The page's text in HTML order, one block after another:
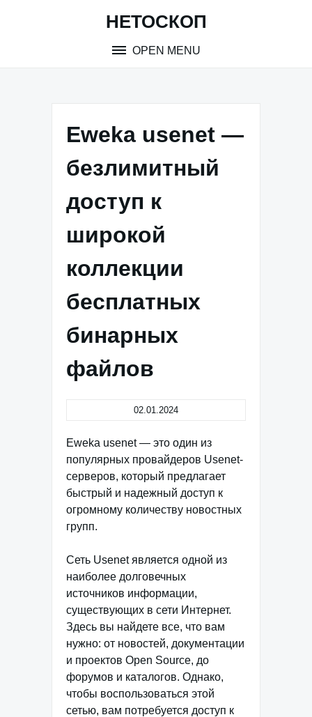
НЕТОСКОП
OPEN MENU
Eweka usenet —
безлимитный
доступ к
широкой
коллекции
бесплатных
бинарных
файлов
02.01.2024
Еweka usenet — это один из
популярных провайдеров Usenet-
серверов, который предлагает
быстрый и надежный доступ к
огромному количеству новостных
групп.
Сеть Usenet является одной из
наиболее долговечных
источников информации,
существующих в сети Интернет.
Здесь вы найдете все, что вам
нужно: от новостей, документации
и проектов Open Source, до
форумов и каталогов. Однако,
чтобы воспользоваться этой
сетью, вам потребуется доступ к